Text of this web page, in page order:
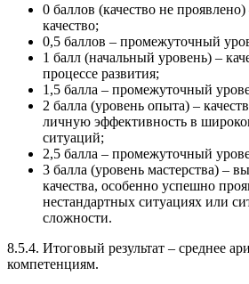
0 баллов (качество не
качество;
0,5 баллов – промежуточный
1 балл (начальный уровень) –
процессе развития;
1,5 балла – промежуточный
2 балла (уровень опыта) –
личную эффективность в
ситуаций;
2,5 балла – промежуточный
3 балла (уровень мастерства) –
качества, особенно успешно
нестандартных ситуациях или
сложности.
8.5.4. Итоговый результат – среднее
компетенциям.